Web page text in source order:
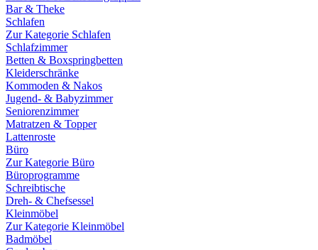
Bar & Theke
Schlafen
Zur Kategorie Schlafen
Schlafzimmer
Betten & Boxspringbetten
Kleiderschränke
Kommoden & Nakos
Jugend- & Babyzimmer
Seniorenzimmer
Matratzen & Topper
Lattenroste
Büro
Zur Kategorie Büro
Büroprogramme
Schreibtische
Dreh- & Chefsessel
Kleinmöbel
Zur Kategorie Kleinmöbel
Badmöbel